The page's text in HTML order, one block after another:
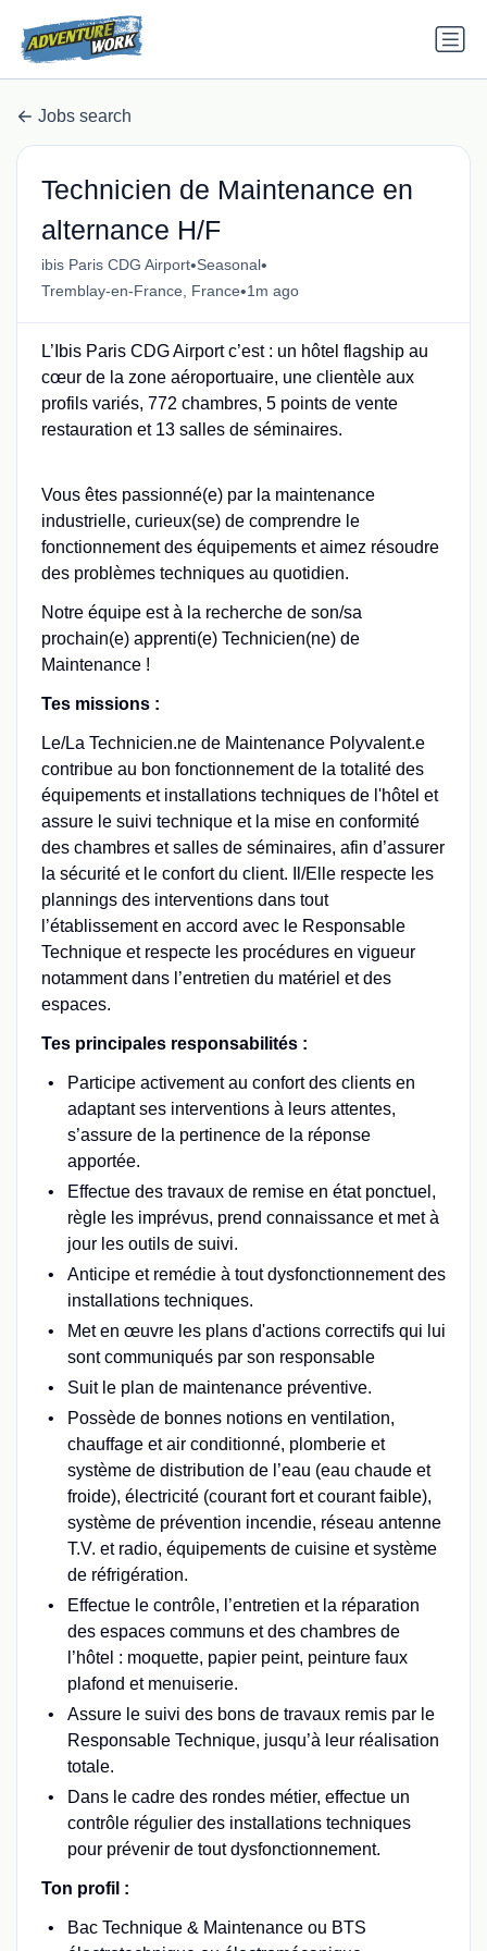
Jobs search
Technicien de Maintenance en
alternance H/F
ibis Paris CDG Airport•Seasonal•
Tremblay-en-France, France•1m ago
L’Ibis Paris CDG Airport c’est : un hôtel flagship au
cœur de la zone aéroportuaire, une clientèle aux
profils variés, 772 chambres, 5 points de vente
restauration et 13 salles de séminaires.
Vous êtes passionné(e) par la maintenance
industrielle, curieux(se) de comprendre le
fonctionnement des équipements et aimez résoudre
des problèmes techniques au quotidien.
Notre équipe est à la recherche de son/sa
prochain(e) apprenti(e) Technicien(ne) de
Maintenance !
Tes missions :
Le/La Technicien.ne de Maintenance Polyvalent.e
contribue au bon fonctionnement de la totalité des
équipements et installations techniques de l'hôtel et
assure le suivi technique et la mise en conformité
des chambres et salles de séminaires, afin d’assurer
la sécurité et le confort du client. Il/Elle respecte les
plannings des interventions dans tout
l’établissement en accord avec le Responsable
Technique et respecte les procédures en vigueur
notamment dans l’entretien du matériel et des
espaces.
Tes principales responsabilités :
Participe activement au confort des clients en
adaptant ses interventions à leurs attentes,
s’assure de la pertinence de la réponse
apportée.
Effectue des travaux de remise en état ponctuel,
règle les imprévus, prend connaissance et met à
jour les outils de suivi.
Anticipe et remédie à tout dysfonctionnement des
installations techniques.
Met en œuvre les plans d'actions correctifs qui lui
sont communiqués par son responsable
Suit le plan de maintenance préventive.
Possède de bonnes notions en ventilation,
chauffage et air conditionné, plomberie et
système de distribution de l’eau (eau chaude et
froide), électricité (courant fort et courant faible),
système de prévention incendie, réseau antenne
T.V. et radio, équipements de cuisine et système
de réfrigération.
Effectue le contrôle, l’entretien et la réparation
des espaces communs et des chambres de
l’hôtel : moquette, papier peint, peinture faux
plafond et menuiserie.
Assure le suivi des bons de travaux remis par le
Responsable Technique, jusqu’à leur réalisation
totale.
Dans le cadre des rondes métier, effectue un
contrôle régulier des installations techniques
pour prévenir de tout dysfonctionnement.
Ton profil :
Bac Technique & Maintenance ou BTS